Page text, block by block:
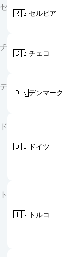
セ
🇷🇸セルビア
チ
🇨🇿チェコ
デ
🇩🇰デンマーク
ド
🇩🇪ドイツ
ト
🇹🇷トルコ